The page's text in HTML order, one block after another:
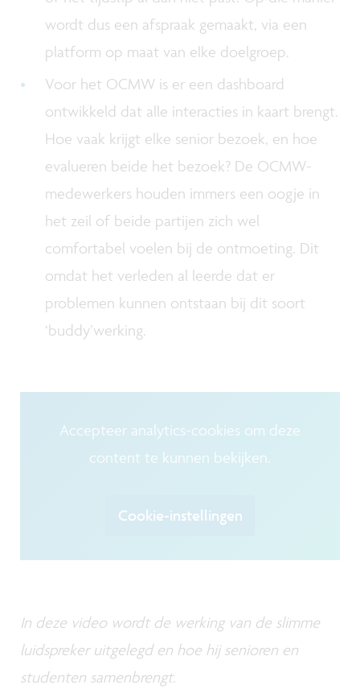
wordt dus een afspraak gemaakt, via een
platform op maat van elke doelgroep.
Voor het OCMW is er een dashboard
ontwikkeld dat alle interacties in kaart brengt.
Hoe vaak krijgt elke senior bezoek, en hoe
evalueren beide het bezoek? De OCMW-
medewerkers houden immers een oogje in
het zeil of beide partijen zich wel
comfortabel voelen bij de ontmoeting. Dit
omdat het verleden al leerde dat er
problemen kunnen ontstaan bij dit soort
‘buddy’werking.
Accepteer analytics-cookies om deze
content te kunnen bekijken.
Cookie-instellingen
In deze video wordt de werking van de slimme
luidspreker uitgelegd en hoe hij senioren en
studenten samenbrengt.